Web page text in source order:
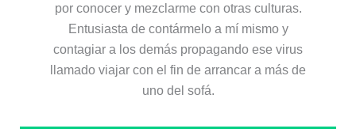
por conocer y mezclarme con otras culturas.
Entusiasta de contármelo a mí mismo y
contagiar a los demás propagando ese virus
llamado viajar con el fin de arrancar a más de
uno del sofá.